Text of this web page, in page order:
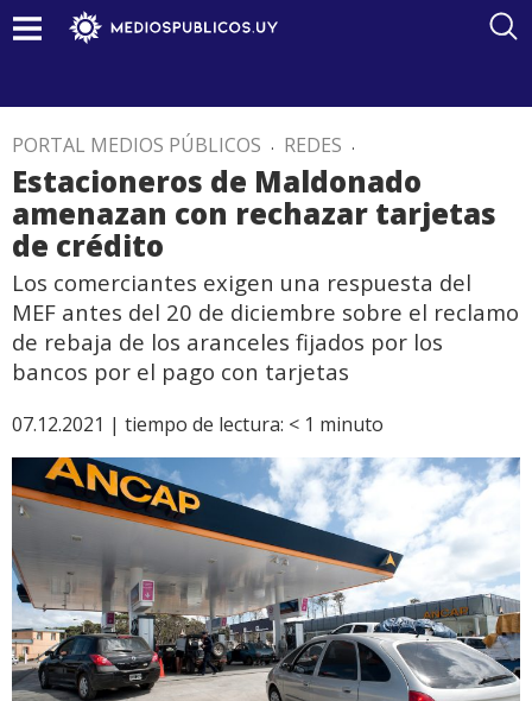
PORTAL MEDIOS PÚBLICOS . REDES .
Estacioneros de Maldonado
amenazan con rechazar tarjetas
de crédito
Los comerciantes exigen una respuesta del
MEF antes del 20 de diciembre sobre el reclamo
de rebaja de los aranceles fijados por los
bancos por el pago con tarjetas
07.12.2021 | tiempo de lectura: < 1 minuto